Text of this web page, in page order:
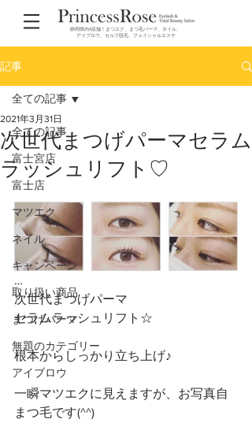
静岡県内4店舗！まつエク、まつ毛パーマ、ネイル、
アイブロウ、セルフ脱毛、フェイシャルエステ
記事
全ての記事
富士宮店
富士店
マツエク
ネイル
キャンペーン
取り扱い商品
まつげパーマ
無題のカテゴリー
アイブロウ
全ての記事
次世代まつげパーマセラム
ラッシュリフト♡
2021年3月31日
…
次世代まつげパーマ
セラムラッシュリフト☆
根本からしっかり立ち上げ♪
一瞬マツエクに見えますが、お写真自
まつ毛です(^^)